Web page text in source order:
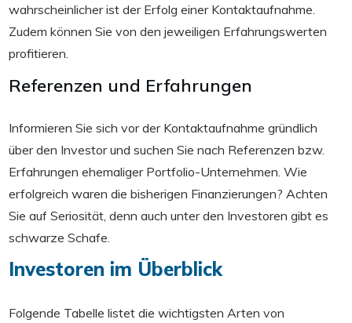
wahrscheinlicher ist der Erfolg einer Kontaktaufnahme.
Zudem können Sie von den jeweiligen Erfahrungswerten
profitieren.
Referenzen und Erfahrungen
Informieren Sie sich vor der Kontaktaufnahme gründlich
über den Investor und suchen Sie nach Referenzen bzw.
Erfahrungen ehemaliger Portfolio-Unternehmen. Wie
erfolgreich waren die bisherigen Finanzierungen? Achten
Sie auf Seriosität, denn auch unter den Investoren gibt es
schwarze Schafe.
Investoren im Überblick
Folgende Tabelle listet die wichtigsten Arten von